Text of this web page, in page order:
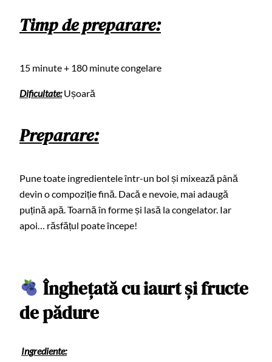
Timp de preparare:
15 minute + 180 minute congelare
Dificultate:Ușoară
Preparare:
Pune toate ingredientele într-un bol și mixează până
devin o compoziție fină. Dacă e nevoie, mai adaugă
puțină apă. Toarnă în forme și lasă la congelator. Iar
apoi… răsfățul poate începe!
Înghețată cu iaurt și fructe
de pădure
Ingrediente: